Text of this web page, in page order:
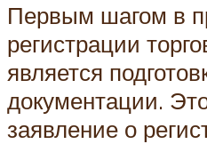
Первым шагом в
регистрации
является
документации.
заявление о